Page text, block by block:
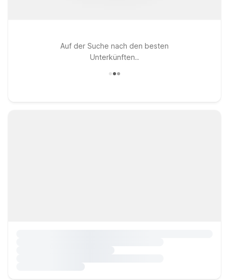
Auf der Suche nach den besten
Unterkünften..